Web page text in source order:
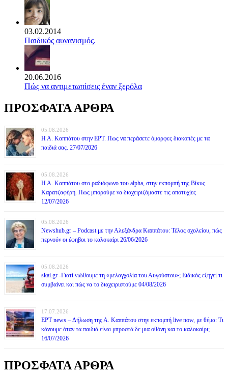
03.02.2014
Παιδικός αυνανισμός.
20.06.2016
Πώς να αντιμετωπίσεις έναν ξερόλα
ΠΡΟΣΦΑΤΑ ΑΡΘΡΑ
05.08.2026
Η Α. Καππάτου στην ΕΡΤ. Πως να περάσετε όμορφες διακοπές με τα
παιδιά σας. 27/07/2026
05.08.2026
Η Α. Καππάτου στο ραδιόφωνο του alpha, στην εκπομπή της Βίκυς
Καρατζαφέρη. Πως μπορούμε να διαχειριζόμαστε τις αποτυχίες
12/07/2026
05.08.2026
Newshub.gr – Podcast με την Αλεξάνδρα Καππάτου: Τέλος σχολείου, πώς
περνούν οι έφηβοι το καλοκαίρι 26/06/2026
05.08.2026
skai.gr -Γιατί νιώθουμε τη «μελαγχολία του Αυγούστου»; Ειδικός εξηγεί τι
συμβαίνει και πώς να το διαχειριστούμε 04/08/2026
17.07.2026
ΕΡΤ news – Δήλωση της Α. Καππάτου στην εκπομπή live now, με θέμα: Τι
κάνουμε όταν τα παιδιά είναι μπροστά δε μια οθόνη και το καλοκαίρι;
16/07/2026
ΠΡΟΣΦΑΤΑ ΑΡΘΡΑ